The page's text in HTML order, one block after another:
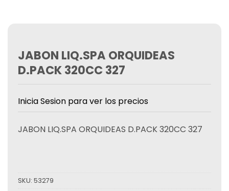
JABON LIQ.SPA ORQUIDEAS
D.PACK 320CC 327
Inicia Sesion para ver los precios
JABON LIQ.SPA ORQUIDEAS D.PACK 320CC 327
SKU: 53279